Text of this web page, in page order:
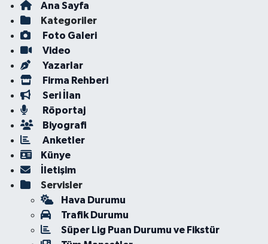
Ana Sayfa
Kategoriler
Foto Galeri
Video
Yazarlar
Firma Rehberi
Seri İlan
Röportaj
Biyografi
Anketler
Künye
İletişim
Servisler
Hava Durumu
Trafik Durumu
Süper Lig Puan Durumu ve Fikstür